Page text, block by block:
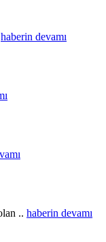
haberin devamı
.. haberin devamı